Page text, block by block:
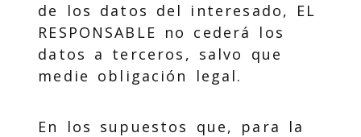
de los datos del interesado, EL
RESPONSABLE no cederá los
datos a terceros, salvo que
medie obligación legal.
En los supuestos que, para la